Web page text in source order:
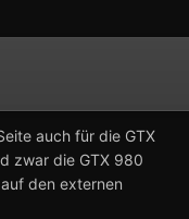
auch für die GTX
zwar die GTX 980
den externen